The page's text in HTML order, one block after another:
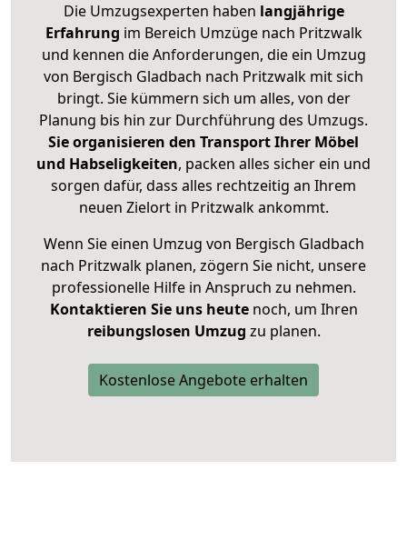
Die Umzugsexperten haben langjährige
Erfahrung im Bereich Umzüge nach Pritzwalk
und kennen die Anforderungen, die ein Umzug
von Bergisch Gladbach nach Pritzwalk mit sich
bringt. Sie kümmern sich um alles, von der
Planung bis hin zur Durchführung des Umzugs.
Sie organisieren den Transport Ihrer Möbel
und Habseligkeiten, packen alles sicher ein und
sorgen dafür, dass alles rechtzeitig an Ihrem
neuen Zielort in Pritzwalk ankommt.
Wenn Sie einen Umzug von Bergisch Gladbach
nach Pritzwalk planen, zögern Sie nicht, unsere
professionelle Hilfe in Anspruch zu nehmen.
Kontaktieren Sie uns heutenoch, um Ihren
reibungslosen Umzug zu planen.
Kostenlose Angebote erhalten